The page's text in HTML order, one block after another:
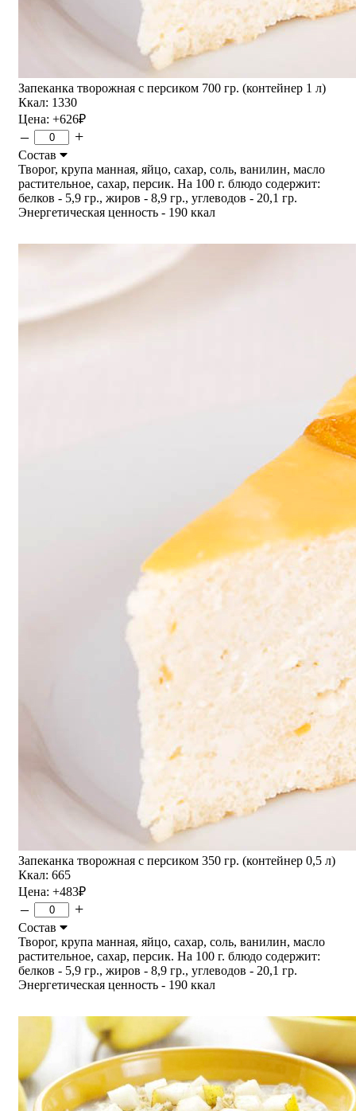
Запеканка творожная с персиком 700 гр. (контейнер 1 л)
Ккал: 1330
Цена: +626₽
– +
Состав
Творог, крупа манная, яйцо, сахар, соль, ванилин, масло
растительное, сахар, персик. На 100 г. блюдо содержит:
белков - 5,9 гр., жиров - 8,9 гр., углеводов - 20,1 гр.
Энергетическая ценность - 190 ккал
Запеканка творожная с персиком 350 гр. (контейнер 0,5 л)
Ккал: 665
Цена: +483₽
– +
Состав
Творог, крупа манная, яйцо, сахар, соль, ванилин, масло
растительное, сахар, персик. На 100 г. блюдо содержит:
белков - 5,9 гр., жиров - 8,9 гр., углеводов - 20,1 гр.
Энергетическая ценность - 190 ккал